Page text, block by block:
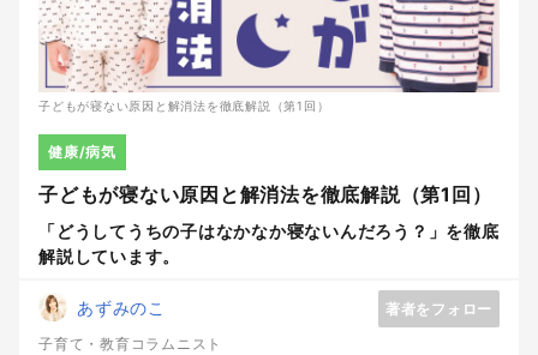
子どもが寝ない原因と解消法を徹底解説（第1回）
「どうしてうちの子はなかなか寝ないんだろう？」を徹底
解説しています。
健康/病気
あずみのこ
著者をフォロー
子育て・教育コラムニスト
子どもが寝ない原因と解消法を徹底解説（第1回）